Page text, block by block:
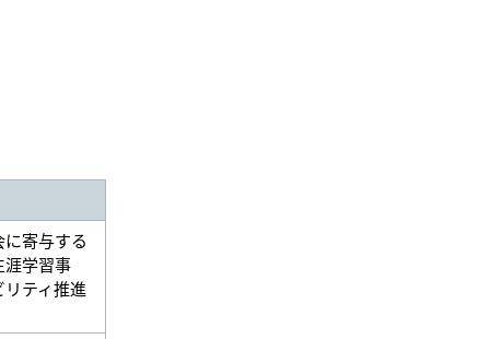
寄与する
涯学習事
ティ推進